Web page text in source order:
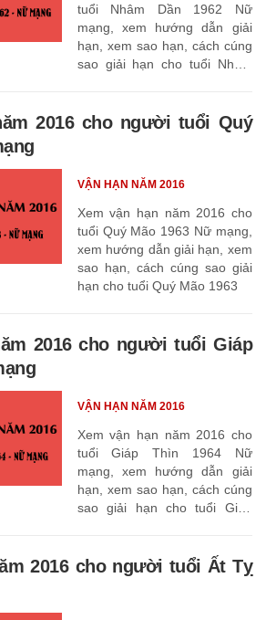
tuổi Nhâm Dần 1962 Nữ
mạng, xem hướng dẫn giải
hạn, xem sao hạn, cách cúng
sao giải hạn cho tuổi Nhâm
2016 cho người tuổi Quý
Xem vận hạn năm 2016 cho
tuổi Quý Mão 1963 Nữ mạng,
xem hướng dẫn giải hạn, xem
sao hạn, cách cúng sao giải
hạn cho tuổi Quý Mão 1963
VẬN HẠN NĂM 2016
2016 cho người tuổi Giáp
Xem vận hạn năm 2016 cho
tuổi Giáp Thìn 1964 Nữ
mạng, xem hướng dẫn giải
hạn, xem sao hạn, cách cúng
sao giải hạn cho tuổi Giáp
VẬN HẠN NĂM 2016
2016 cho người tuổi Ất Tỵ